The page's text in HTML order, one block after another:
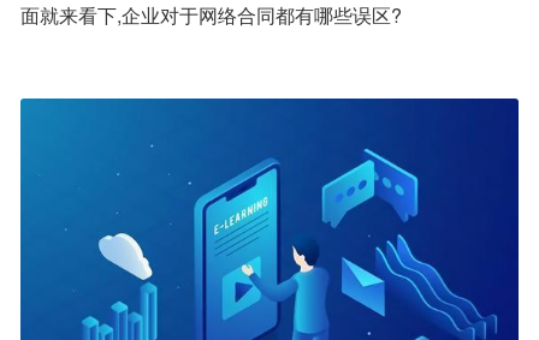
面就来看下,企业对于网络合同都有哪些误区?